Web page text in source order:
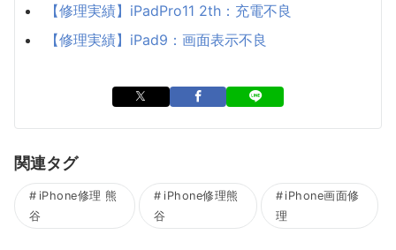
【修理実績】iPadPro11 2th：充電不良
【修理実績】iPad9：画面表示不良
関連タグ
iPhone修理 熊
谷
iPhone修理熊
谷
iPhone画面修
理